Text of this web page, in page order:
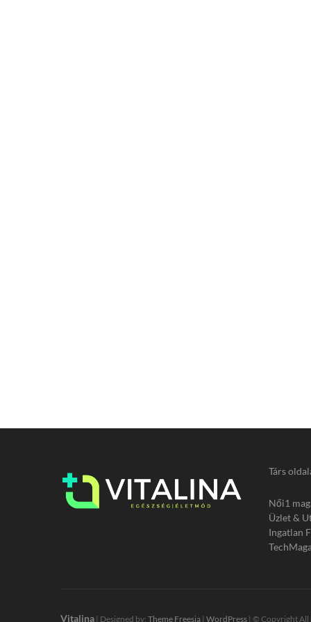
Társ
Női1
Üzlet &
Ingatlan
Vitalina | Designed by: Theme Freesia | WordPress | © Copyright All